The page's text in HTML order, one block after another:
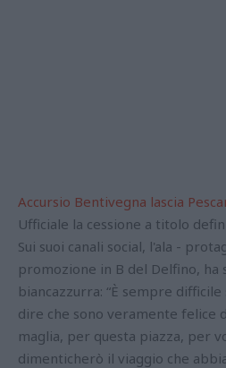
Accursio Bentivegna lascia
Ufficiale la cessione a titolo
Sui suoi canali social, l'ala -
promozione in B del Delfino, ha
biancazzurra: “È sempre
dire che sono veramente felice
maglia, per questa piazza, per
dimenticherò il viaggio che